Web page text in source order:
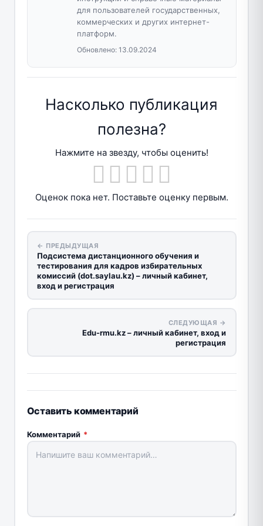
для пользователей государственных,
коммерческих и других интернет-
платформ.
Обновлено: 13.09.2024
Насколько публикация
полезна?
Нажмите на звезду, чтобы оценить!
Оценок пока нет. Поставьте оценку первым.
← ПРЕДЫДУЩАЯ
Подсистема дистанционного обучения и
тестирования для кадров избирательных
комиссий (dot.saylau.kz) – личный кабинет,
вход и регистрация
СЛЕДУЮЩАЯ →
Edu-rmu.kz – личный кабинет, вход и
регистрация
Оставить комментарий
Комментарий *